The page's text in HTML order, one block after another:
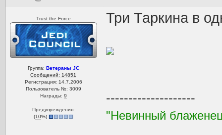
Trust the Force
Группа: Ветераны JC
Сообщений: 14851
Регистрация: 14.7.2006
Пользователь №: 3009
Награды: 9
Предупреждения:
(10%)
Три Таркина в
--------------------
"Невинный